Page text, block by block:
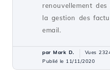
renouvellement
la gestion des
email.
par Mark D. Vues
Publié le 11/11/2020